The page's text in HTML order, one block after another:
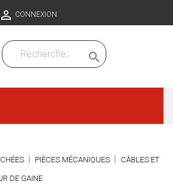
 CONNEXION

PIÈCES MÉCANIQUES CÂBLES ET
DE GAINE